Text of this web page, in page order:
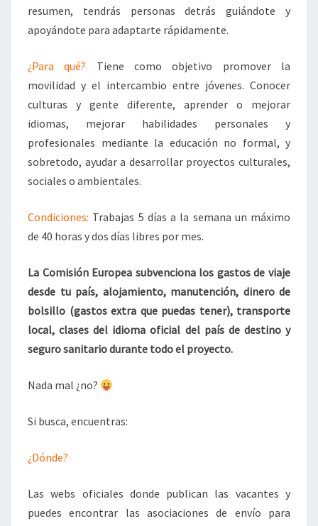
resumen, tendrás personas detrás guiándote y
apoyándote para adaptarte rápidamente.
¿Para qué? Tiene como objetivo promover la
movilidad y el intercambio entre jóvenes. Conocer
culturas y gente diferente, aprender o mejorar
idiomas, mejorar habilidades personales y
profesionales mediante la educación no formal, y
sobretodo, ayudar a desarrollar proyectos culturales,
sociales o ambientales.
Condiciones: Trabajas 5 días a la semana un máximo
de 40 horas y dos días libres por mes.
La Comisión Europea subvenciona los gastos de viaje
desde tu país, alojamiento, manutención, dinero de
bolsillo (gastos extra que puedas tener), transporte
local, clases del idioma oficial del país de destino y
seguro sanitario durante todo el proyecto.
Nada mal ¿no?
Si busca, encuentras:
¿Dónde?
Las webs oficiales donde publican las vacantes y
puedes encontrar las asociaciones de envío para